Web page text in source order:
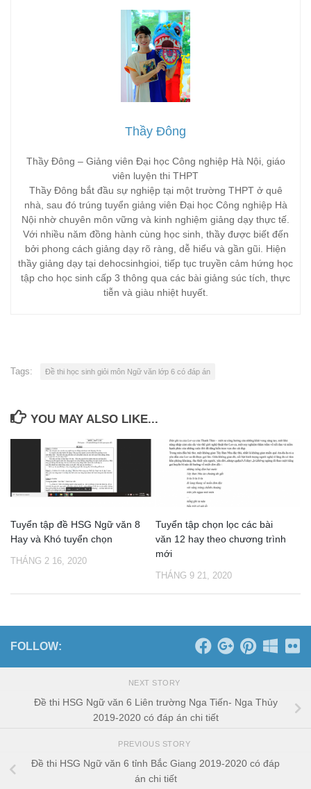
Thầy Đông
Thầy Đông – Giảng viên Đại học Công nghiệp Hà Nội, giáo
viên luyện thi THPT
Thầy Đông bắt đầu sự nghiệp tại một trường THPT ở quê
nhà, sau đó trúng tuyển giảng viên Đại học Công nghiệp Hà
Nội nhờ chuyên môn vững và kinh nghiệm giảng dạy thực tế.
Với nhiều năm đồng hành cùng học sinh, thầy được biết đến
bởi phong cách giảng dạy rõ ràng, dễ hiểu và gần gũi. Hiện
thầy giảng dạy tại dehocsinhgioi, tiếp tục truyền cảm hứng học
tập cho học sinh cấp 3 thông qua các bài giảng súc tích, thực
tiễn và giàu nhiệt huyết.
Tags: Đề thi học sinh giỏi môn Ngữ văn lớp 6 có đáp án
YOU MAY ALSO LIKE...
Tuyển tập đề HSG Ngữ văn 8
Hay và Khó tuyển chọn
THÁNG 2 16, 2020
Tuyển tập chọn lọc các bài
văn 12 hay theo chương trình
mới
THÁNG 9 21, 2020
FOLLOW:
NEXT STORY
Đề thi HSG Ngữ văn 6 Liên trường Nga Tiến- Nga Thủy
2019-2020 có đáp án chi tiết
PREVIOUS STORY
Đề thi HSG Ngữ văn 6 tỉnh Bắc Giang 2019-2020 có đáp
án chi tiết